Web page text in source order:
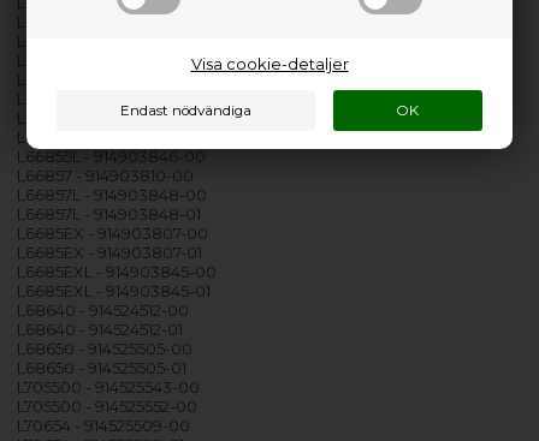
Visa cookie-detaljer
L66845 - 914903546-01
L66850L - 914525565-00
L66850L - 914903858-00
L66850L - 914903858-01
L66850LSPO - 914903850-00
L66855 - 914903809-00
L66855 - 914903809-01
L66855L - 914903846-00
L66857 - 914903810-00
L66857L - 914903848-00
L66857L - 914903848-01
L6685EX - 914903807-00
L6685EX - 914903807-01
L6685EXL - 914903845-00
L6685EXL - 914903845-01
L68640 - 914524512-00
L68640 - 914524512-01
L68650 - 914525505-00
L68650 - 914525505-01
L705500 - 914525543-00
L705500 - 914525552-00
L70654 - 914525509-00